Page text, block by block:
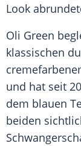
Look
Oli Green
klassischen
und hat seit
dem blauen
beiden